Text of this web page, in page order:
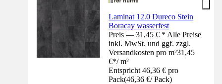
Laminat 12.0 Dureco Stein
Boracay wasserfest
Preis — 31,45 € * Alle Preise
inkl. MwSt. und ggf. zzgl.
Versandkosten pro m²31,45
€*/ m²
Entspricht 46,36 € pro
Pack(46,36 €/ Pack)